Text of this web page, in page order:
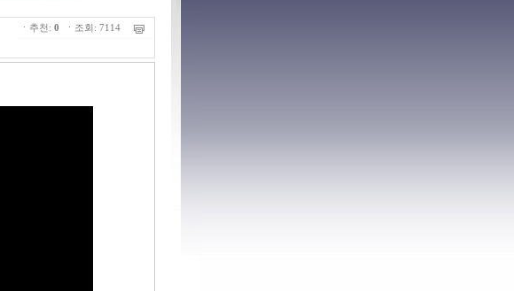
ㆍ추천: 0 ㆍ조회: 7114